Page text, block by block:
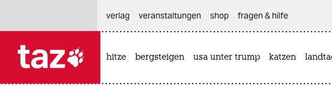
verlag
veranstaltungen shop fragen & hilfe
hitze bergsteigen usa unter trump katzen